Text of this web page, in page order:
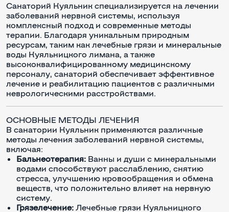
Санаторий Куяльник специализируется на лечении
заболеваний нервной системы, используя
комплексный подход и современные методы
терапии. Благодаря уникальным природным
ресурсам, таким как лечебные грязи и минеральные
воды Куяльницкого лимана, а также
высококвалифицированному медицинскому
персоналу, санаторий обеспечивает эффективное
лечение и реабилитацию пациентов с различными
неврологическими расстройствами.
ОСНОВНЫЕ МЕТОДЫ ЛЕЧЕНИЯ
В санатории Куяльник применяются различные
методы лечения заболеваний нервной системы,
включая:
Бальнеотерапия: Ванны и души с минеральными
водами способствуют расслаблению, снятию
стресса, улучшению кровообращения и обмена
веществ, что положительно влияет на нервную
систему.
Грязелечение: Лечебные грязи Куяльницкого